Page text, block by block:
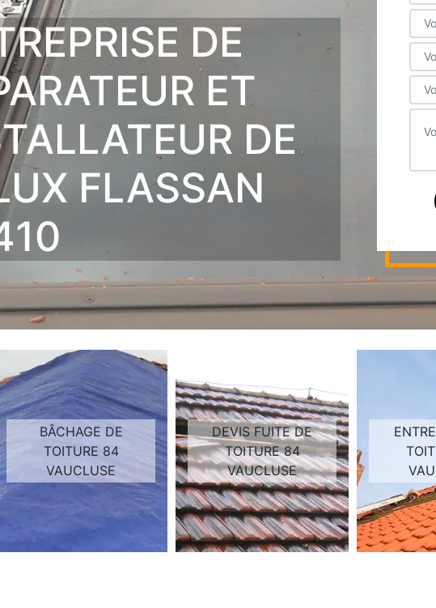
DE
ET
DE
FLASSAN
BÂCHAGE DE
TOITURE 84
VAUCLUSE
DEVIS FUITE DE
TOITURE 84
VAUCLUSE